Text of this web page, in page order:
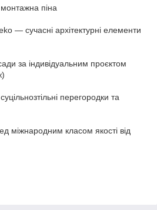
піна
— сучасні архітектурні елементи
за індивідуальним проєктом
перегородки та
міжнародним класом якості від